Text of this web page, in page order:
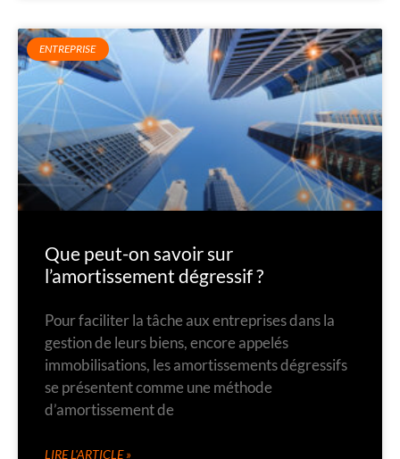
ENTREPRISE
Que peut-on savoir sur
l’amortissement dégressif ?
Pour faciliter la tâche aux entreprises dans la
gestion de leurs biens, encore appelés
immobilisations, les amortissements dégressifs
se présentent comme une méthode
d’amortissement de
LIRE L'ARTICLE »